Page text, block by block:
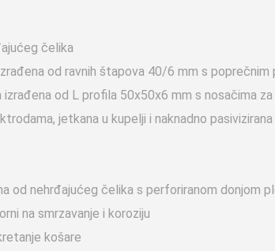
čelika
od ravnih štapova 40/6 mm s
od L profila 50x50x6 mm s nosačima
jetkana u kupelji i naknadno pasivizirana
od nehrđajućeg čelika s perforiranom donjom
na smrzavanje i koroziju
košare